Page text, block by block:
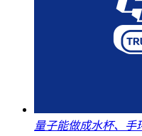
量子能做成水杯、手